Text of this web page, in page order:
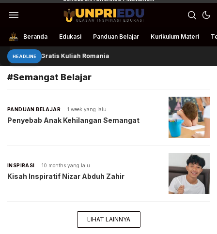
UnpriEdu
Ulasan Inspirasi Edukasi
Beranda Edukasi Panduan Belajar Kurikulum Materi
HEADLINE
4 Beasiswa Gratis Kuliah Romania
#Semangat Belajar
PANDUAN BELAJAR 1 week yang lalu
Penyebab Anak Kehilangan Semangat
INSPIRASI 10 months yang lalu
Kisah Inspiratif Nizar Abduh Zahir
LIHAT LAINNYA